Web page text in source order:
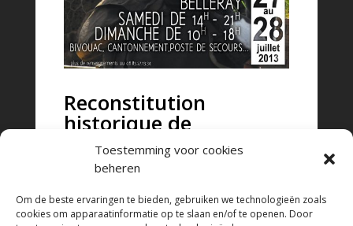
Toestemming voor cookies
beheren
Om de beste ervaringen te bieden, gebruiken we technologieën zoals
cookies om apparaatinformatie op te slaan en/of te openen. Door
Reconstitution
historique de
l’Ouvrage de la Falouse
« Un Ouvrage à l’arrière du front en